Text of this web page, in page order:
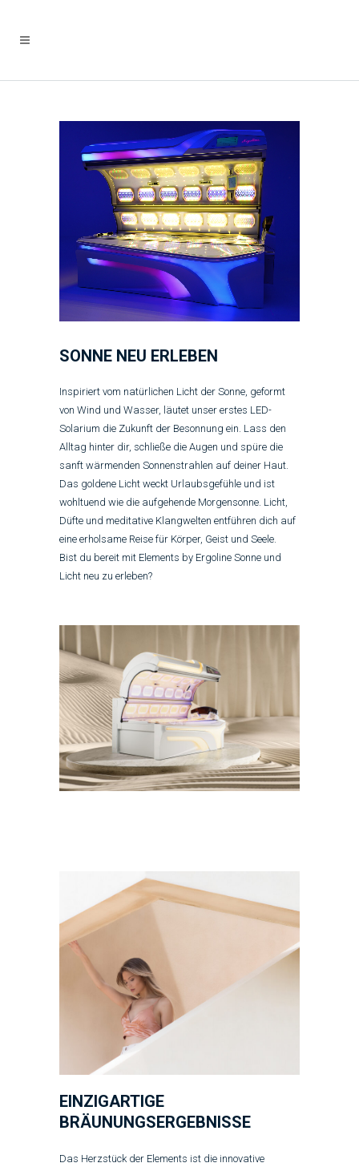
SONNE NEU ERLEBEN
Inspiriert vom natürlichen Licht der Sonne, geformt
von Wind und Wasser, läutet unser erstes LED-
Solarium die Zukunft der Besonnung ein. Lass den
Alltag hinter dir, schließe die Augen und spüre die
sanft wärmenden Sonnenstrahlen auf deiner Haut.
Das goldene Licht weckt Urlaubsgefühle und ist
wohltuend wie die aufgehende Morgensonne. Licht,
Düfte und meditative Klangwelten entführen dich auf
eine erholsame Reise für Körper, Geist und Seele.
Bist du bereit mit Elements by Ergoline Sonne und
Licht neu zu erleben?
EINZIGARTIGE
BRÄUNUNGSERGEBNISSE
Das Herzstück der Elements ist die innovative